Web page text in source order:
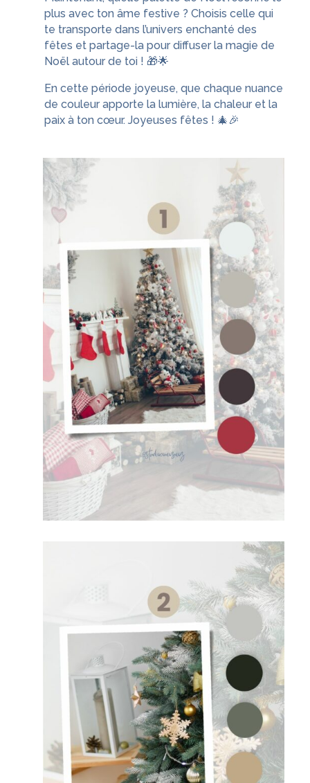
plus avec ton âme festive ? Choisis celle qui
te transporte dans l’univers enchanté des
fêtes et partage-la pour diffuser la magie de
Noël autour de toi ! 🎁🌟
En cette période joyeuse, que chaque nuance
de couleur apporte la lumière, la chaleur et la
paix à ton cœur. Joyeuses fêtes ! 🎄🎉